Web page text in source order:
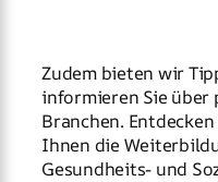
Zudem bieten wir
informieren Sie
Branchen.
Ihnen die
Gesundheits- und